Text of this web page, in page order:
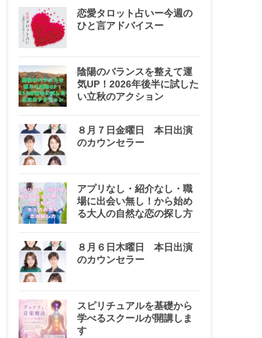
恋愛タロット占いー今週の
ひと言アドバイスー
陰陽のバランスを整えて運
気UP！2026年後半に試した
い立秋のアクション
８月７日金曜日 本日出演
のカウンセラー
アプリなし・紹介なし・職
場に出会い無し！から始め
る大人の自然な恋の探し方
８月６日木曜日 本日出演
のカウンセラー
スピリチュアルを基礎から
学べるスクールが開講しま
す